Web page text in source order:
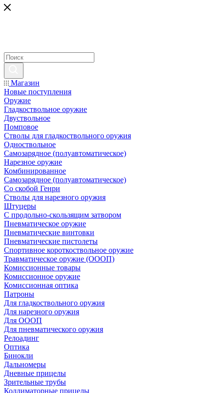
Магазин
Новые поступления
Оружие
Гладкоствольное оружие
Двуствольное
Помповое
Стволы для гладкоствольного оружия
Одноствольное
Самозарядное (полуавтоматическое)
Нарезное оружие
Комбинированное
Самозарядное (полуавтоматическое)
Со скобой Генри
Стволы для нарезного оружия
Штуцеры
С продольно-скользящим затвором
Пневматическое оружие
Пневматические винтовки
Пневматические пистолеты
Спортивное короткоствольное оружие
Травматическое оружие (ОООП)
Комиссионные товары
Комиссионное оружие
Комиссионная оптика
Патроны
Для гладкоствольного оружия
Для нарезного оружия
Для ОООП
Для пневматического оружия
Релоадинг
Оптика
Бинокли
Дальномеры
Дневные прицелы
Зрительные трубы
Коллиматорные прицелы